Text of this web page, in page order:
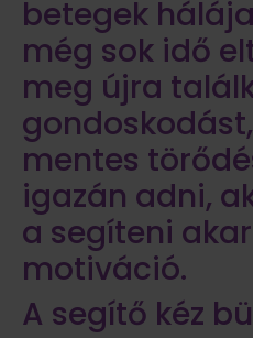
betegek
még sok idő
meg újra
mentes
igazán adni,
a segíteni
motiváció.
A segítő kéz